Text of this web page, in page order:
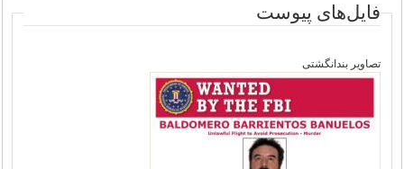
فایل‌های پیوست
تصاویر بندانگشتی